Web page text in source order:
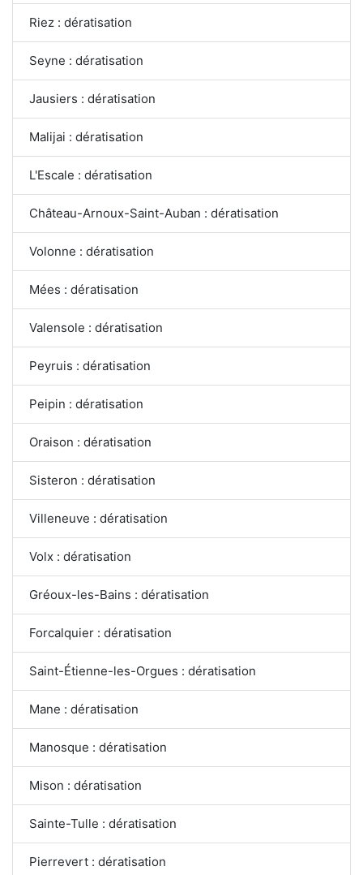
Riez : dératisation
Seyne : dératisation
Jausiers : dératisation
Malijai : dératisation
L'Escale : dératisation
Château-Arnoux-Saint-Auban : dératisation
Volonne : dératisation
Mées : dératisation
Valensole : dératisation
Peyruis : dératisation
Peipin : dératisation
Oraison : dératisation
Sisteron : dératisation
Villeneuve : dératisation
Volx : dératisation
Gréoux-les-Bains : dératisation
Forcalquier : dératisation
Saint-Étienne-les-Orgues : dératisation
Mane : dératisation
Manosque : dératisation
Mison : dératisation
Sainte-Tulle : dératisation
Pierrevert : dératisation